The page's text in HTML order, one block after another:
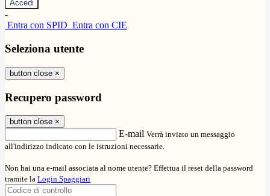
-
Entra con SPID Entra con CIE
Seleziona utente
button close ×
Recupero password
button close ×
E-mail Verrà inviato un messaggio
all'indirizzo indicato con le istruzioni necessarie.
Non hai una e-mail associata al nome utente? Effettua il reset della password
tramite la Login Spaggiari